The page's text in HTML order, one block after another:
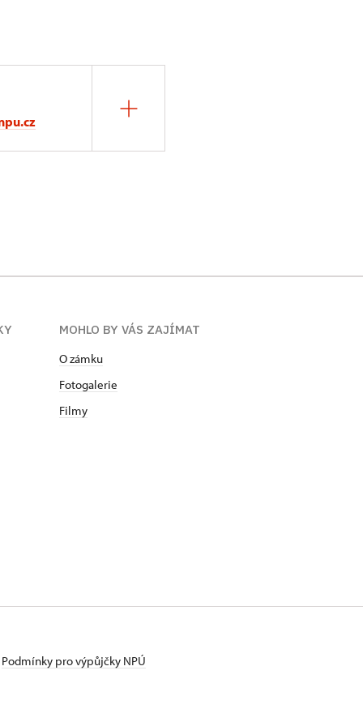
MOHLO BY VÁS ZAJÍMAT
O zámku
Fotogalerie
Filmy
Podmínky pro výpůjčky NPÚ